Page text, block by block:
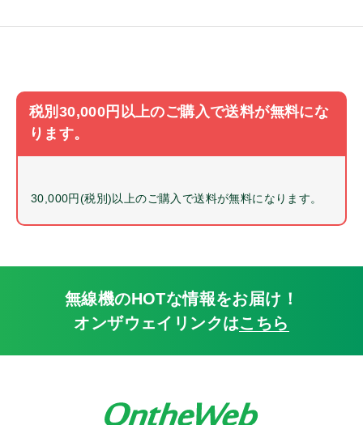
税別30,000円以上のご購入で送料が無料にな
ります。
30,000円(税別)以上のご購入で送料が無料になります。
無線機のHOTな情報をお届け！
オンザウェイリンクはこちら
登録局
キャンペーン品
販売終了品
2.5㎜プラグ
ボリュームツマミ